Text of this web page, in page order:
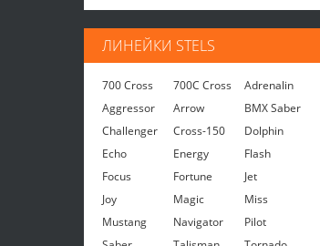
ЛИНЕЙКИ STELS
700 Cross 700C Cross
Adrenalin
Aggressor
Arrow
BMX Saber
Challenger
Cross-150
Dolphin
Echo
Energy
Flash
Focus
Fortune
Jet
Joy
Magic
Miss
Mustang
Navigator
Pilot